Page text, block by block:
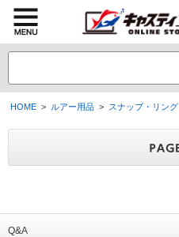
HOME > ルアー用品 > スナップ・リング
Q&A